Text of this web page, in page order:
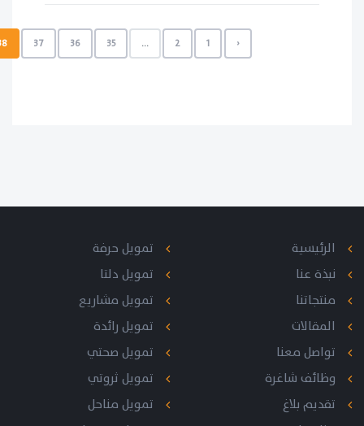
‹
1
2
...
35
36
37
الرئيسية
نبذة عنا
منتجاتنا
المقالات
تواصل معنا
وظائف شاغرة
تقديم بلاغ
تمويل حرفة
تمويل دلتا
تمويل مشاريع
تمويل رائدة
تمويل صحتي
تمويل ثروتي
تمويل مناحل